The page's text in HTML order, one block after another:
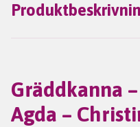
Gräddkanna
Agda –